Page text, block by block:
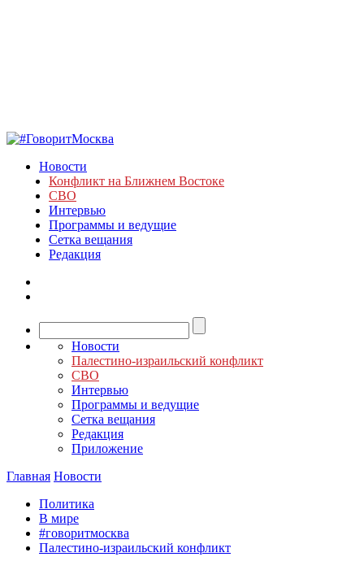
Новости
Конфликт на Ближнем Востоке
СВО
Интервью
Программы и ведущие
Сетка вещания
Редакция
Новости
Палестино-израильский конфликт
СВО
Интервью
Программы и ведущие
Сетка вещания
Редакция
Приложение
Главная Новости
Политика
В мире
#говоритмосква
Палестино-израильский конфликт